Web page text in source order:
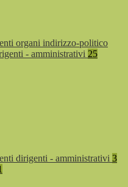
organi indirizzo-politico
- amministrativi 25
dirigenti - amministrativi 3